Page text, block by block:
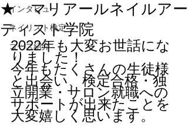
インタビュー
ネイリスト検定
コース紹介
★ マリアールネイルアー
ティスト学院
2022年も大変お世話にな
りました！
今年もたくさんの生徒様
と出会い、検定合格・独
立開業・サロン就職への
サポートが出来たことを
大変嬉しく思います。